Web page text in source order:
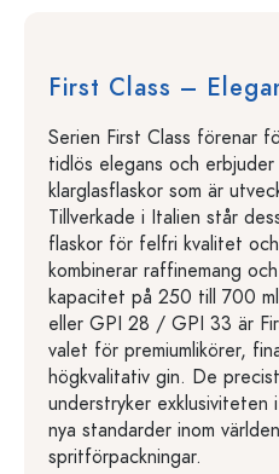
First Class –
Serien First Class förenar
tidlös elegans och
klarglasflaskor som är
Tillverkade i Italien står
flaskor för felfri kvalitet
kombinerar raffinemang
kapacitet på 250 till 700
eller GPI 28 / GPI 33 är
valet för premiumlikörer,
högkvalitativ gin. De
understryker
nya standarder inom
spritförpackningar.